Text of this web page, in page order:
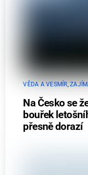
VĚDA A VESMÍR,
Na Česko se
bouřek
přesně dorazí